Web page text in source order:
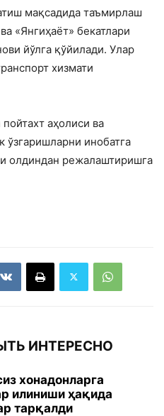
мақсадида таъмирлаш
«Янгиҳаёт» бекатлари
йўлга қўйилади. Улар
хизмати
аҳолиси ва
ўзгаришларни инобатга
олдиндан режалаштиришга
ИНТЕРЕСНО
хонадонларга
илиниши ҳақида
тарқалди